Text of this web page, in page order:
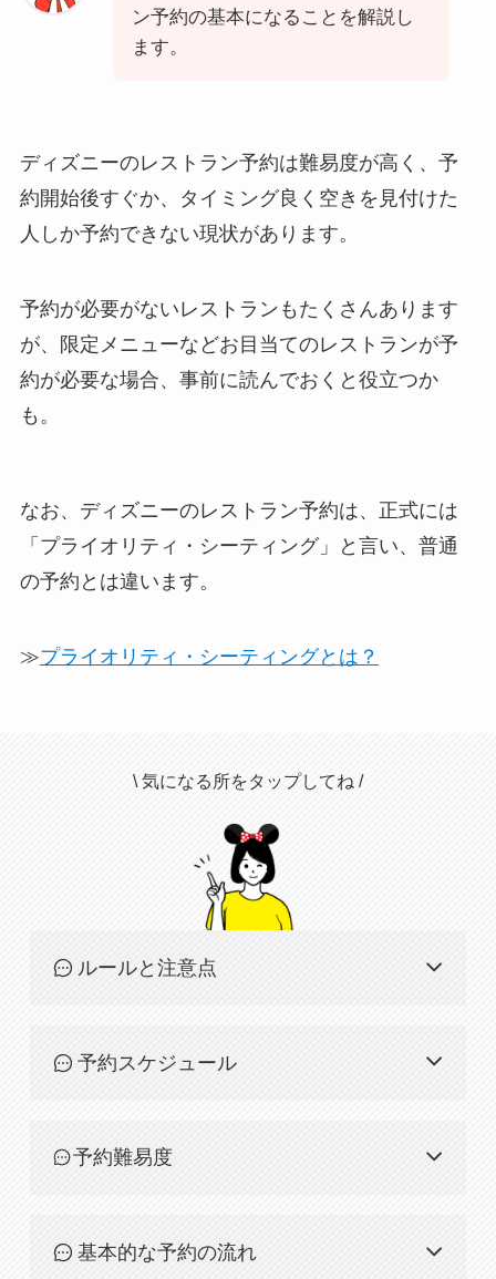
ン予約の基本になることを解説し
ます。
ディズニーのレストラン予約は難易度が高く、予
約開始後すぐか、タイミング良く空きを見付けた
人しか予約できない現状があります。
予約が必要がないレストランもたくさんあります
が、限定メニューなどお目当てのレストランが予
約が必要な場合、事前に読んでおくと役立つか
も。
なお、ディズニーのレストラン予約は、正式には
「プライオリティ・シーティング」と言い、普通
の予約とは違います。
≫プライオリティ・シーティングとは？
\ 気になる所をタップしてね /
ルールと注意点
予約スケジュール
予約難易度
基本的な予約の流れ